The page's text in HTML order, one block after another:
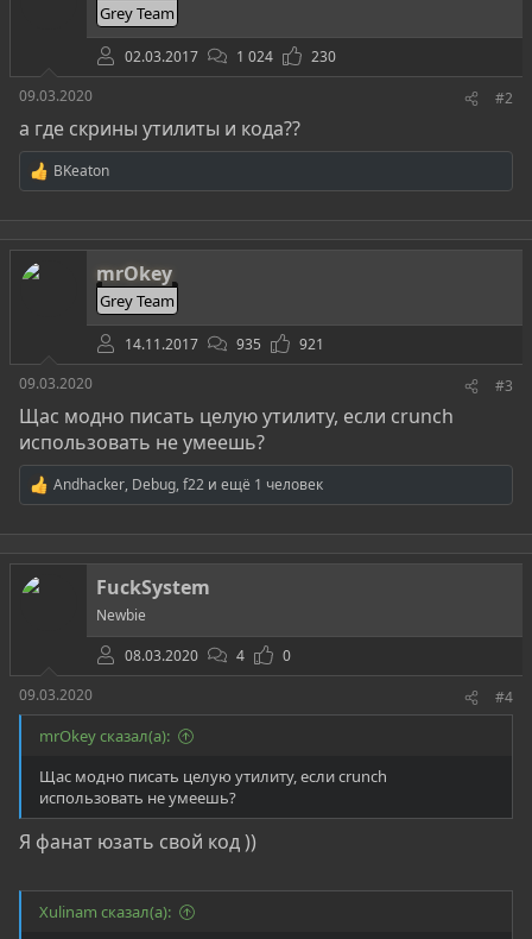
Grey Team
02.03.2017 1 024
230
09.03.2020
#2
а где скрины утилиты и кода??
Р
е
а
к
ц
и
BKeaton
mrOkey
Grey Team
14.11.2017 935
921
09.03.2020
#3
Щас модно писать целую утилиту, если crunch
использовать не умеешь?
Р
е
а
к
ц
и
Andhacker, Debug,f22 и ещё 1 человек
FuckSystem
Newbie
08.03.2020
4
0
09.03.2020
#4
mrOkey сказал(а):
Щас модно писать целую утилиту, если crunch
использовать не умеешь?
Я фанат юзать свой код ))
Xulinam сказал(а):